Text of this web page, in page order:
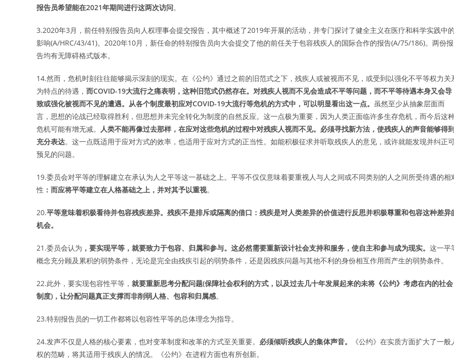
报告员希望能在2021年期间进行这两次访问。
3.2020年3月，前任特别报告员向人权理事会提交报告，其中概述了2019年开展的活动，并专门探讨了健全主义在医疗和科学实践中的
影响(A/HRC/43/41)。2020年10月，新任命的特别报告员向大会提交了他的前任关于包容残疾人的国际合作的报告(A/75/186)。两份报
告均有无障碍格式版本。
14.然而，危机时刻往往能够揭示深刻的现实。在《公约》通过之前的旧范式之下，残疾人或被视而不见，或受到以强化不平等权力关
为特点的待遇， 而COVID-19大流行之痛表明，这种旧范式仍然存在。对残疾人视而不见会造成不平等问题，而不平等待遇本身又会导
致或强化被视而不见的遭遇。从各个制度最初应对COVID-19大流行等危机的方式中，可以明显看出这一点。 虽然至少从抽象层面而
言，思想的论战已经取得胜利，但思想并未完全转化为制度的自然反应。这一点极为重要，因为人类正面临许多生存危机，而今后这
危机可能有增无减。
人类不能再像过去那样，在应对这些危机的过程中对残疾人视而不见。必须寻找新方法，使残疾人的声音能够得
充分表达。这一点既适用于应对方式的效率，也适用于应对方式的正当性。如能积极征求并听取残疾人的意见，或许就能发现并纠正
预见的问题。
19.委员会对平等的理解建立在承认为人之平等这一基础之上。平等不仅仅意味着要重视人与人之间或不同类别的人之间所受待遇的相
性 ：而应将平等建立在人格基础之上，并对其予以重视。
20.平等意味着积极看待并包容残疾差异。残疾不是排斥或隔离的借口：残疾是对人类差异的价值进行反思并积极尊重和包容这种差异
机会。
21.委员会认为 ，要实现平等，就要致力于包容、归属和参与。这必然需要重新设计社会支持和服务，使自主和参与成为现实。 这一平
概念充分顾及累积的弱势条件，无论是完全由残疾引起的弱势条件，还是因残疾问题与其他不利的身份相互作用而产生的弱势条件。
22.此外，要实现包容性平等， 就要重新思考分配问题(保障社会权利的方式，以及过去几十年发展起来的未将《公约》考虑在内的社会
制度)，让分配问题真正支撑而非削弱人格、包容和归属感。
23.特别报告员的一切工作都将以包容性平等的总体理念为指导。
24.发声不仅是人格的核心要素，也对变革制度和改革的方式至关重要。 必须倾听残疾人的集体声音。
《公约》在实质方面扩大了一般
权的范畴，将其适用于残疾人的情况。《公约》在进程方面也有所创新。